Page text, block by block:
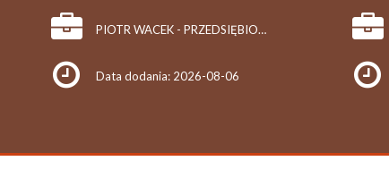
PIOTR WACEK - PRZEDSIĘBIORSTWO USŁUGOWO-HANDLOWE DIAMOND-TECHNIK
Data dodania: 2026-08-06